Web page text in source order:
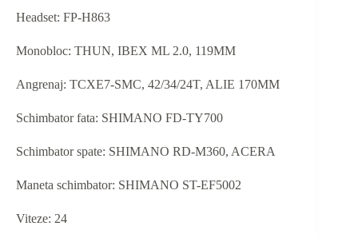
Headset: FP-H863
Monobloc: THUN, IBEX ML 2.0, 119MM
Angrenaj: TCXE7-SMC, 42/34/24T, ALIE 170MM
Schimbator fata: SHIMANO FD-TY700
Schimbator spate: SHIMANO RD-M360, ACERA
Maneta schimbator: SHIMANO ST-EF5002
Viteze: 24